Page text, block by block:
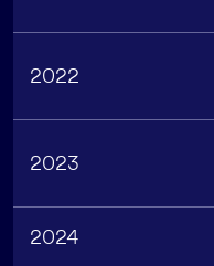
2022
2023
2024